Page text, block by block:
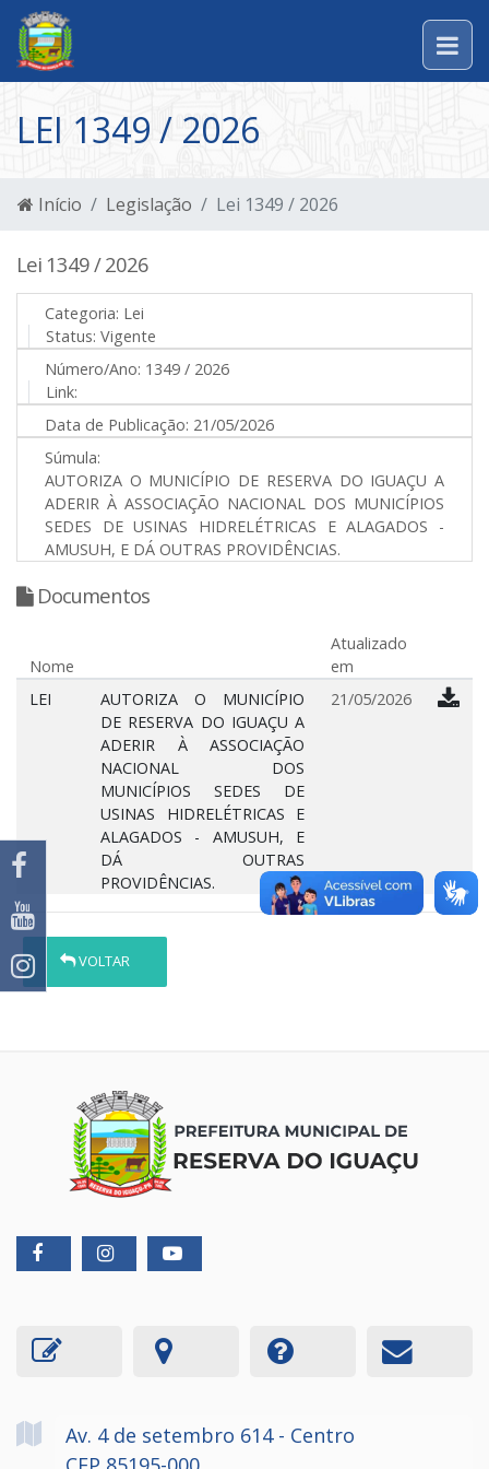
LEI 1349 / 2026
Início Legislação Lei 1349 / 2026
Lei 1349 / 2026
Categoria: Lei
Status: Vigente
Número/Ano: 1349 / 2026
Link:
Data de Publicação: 21/05/2026
Súmula:
AUTORIZA O MUNICÍPIO DE RESERVA DO IGUAÇU A
ADERIR À ASSOCIAÇÃO NACIONAL DOS MUNICÍPIOS
SEDES DE USINAS HIDRELÉTRICAS E ALAGADOS -
AMUSUH, E DÁ OUTRAS PROVIDÊNCIAS.
Documentos
Nome
Atualizado
em
LEI
AUTORIZA O MUNICÍPIO
DE RESERVA DO IGUAÇU A
ADERIR À ASSOCIAÇÃO
NACIONAL DOS
MUNICÍPIOS SEDES DE
USINAS HIDRELÉTRICAS E
ALAGADOS - AMUSUH, E
DÁ OUTRAS
PROVIDÊNCIAS.
21/05/2026
VOLTAR
Av. 4 de setembro 614 - Centro